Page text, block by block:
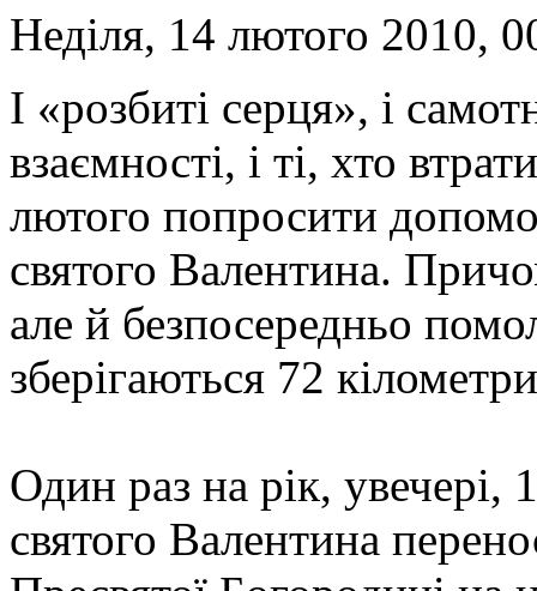
Неділя, 14 лютого 2010,
І «розбиті серця», і
взаємності, і ті, хто
лютого попросити
святого Валентина.
але й безпосередньо
зберігаються 72
Один раз на рік,
святого Валентина